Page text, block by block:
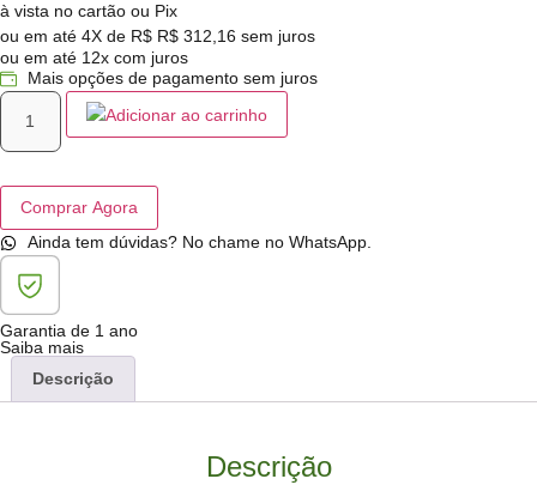
à vista no cartão ou Pix
ou em até 4X de R$ R$ 312,16 sem juros
ou em até 12x com juros
Mais opções de pagamento sem juros
Adicionar ao carrinho
Comprar Agora
Ainda tem dúvidas? No chame no WhatsApp.
Garantia de 1 ano
Saiba mais
Descrição
Descrição